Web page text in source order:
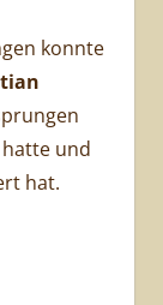
konnte
und
hat.